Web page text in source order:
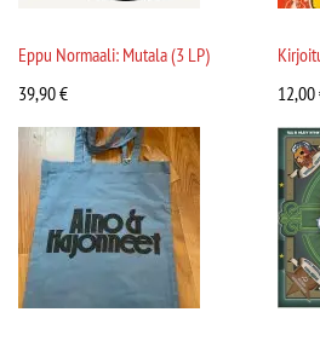
Eppu Normaali: Mutala (3 LP)
39,90€
12,00